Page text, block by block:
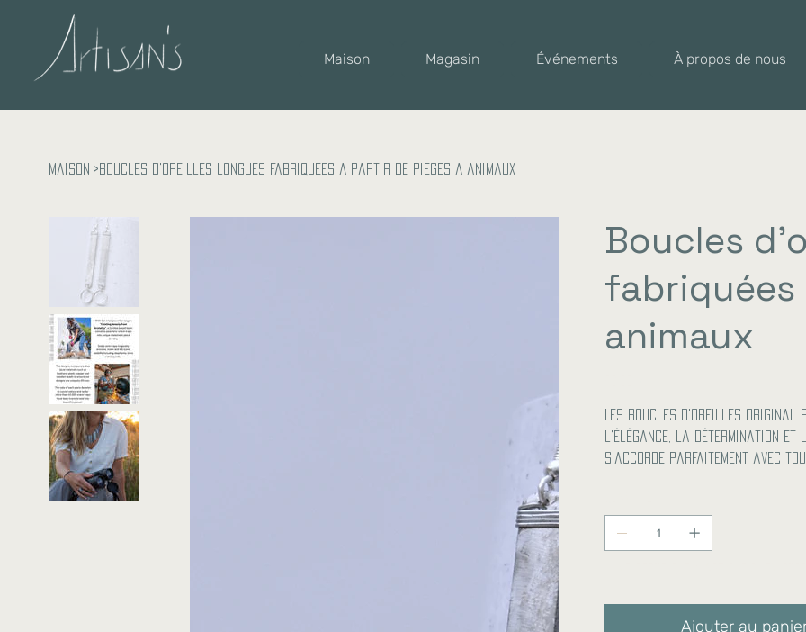
Maison Magasin Événements À propos de nous
Maison > Boucles d'oreilles longues fabriquées à partir de pièges à animaux
Boucles
fabriquées
animaux
Les boucles d'oreilles Original
l'élégance, la détermination et
s'accorde parfaitement avec
Ajouter au